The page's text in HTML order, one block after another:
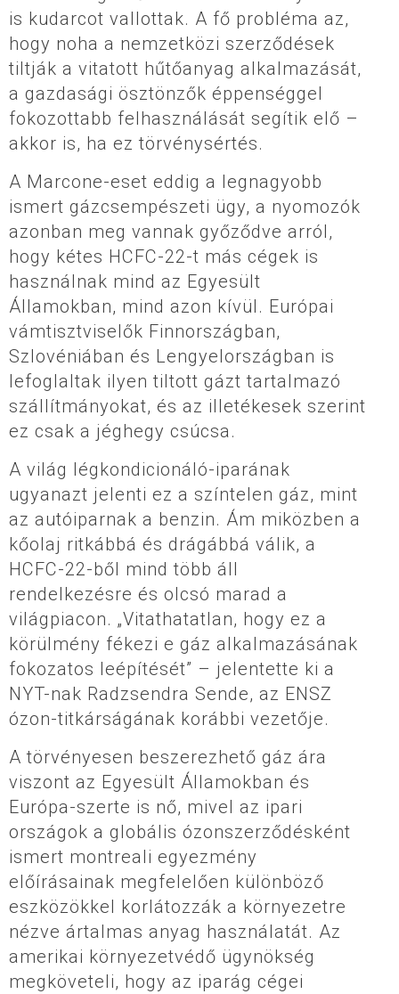
is kudarcot vallottak. A fő probléma az,
hogy noha a nemzetközi szerződések
tiltják a vitatott hűtőanyag alkalmazását,
a gazdasági ösztönzők éppenséggel
fokozottabb felhasználását segítik elő –
akkor is, ha ez törvénysértés.
A Marcone-eset eddig a legnagyobb
ismert gázcsempészeti ügy, a nyomozók
azonban meg vannak győződve arról,
hogy kétes HCFC-22-t más cégek is
használnak mind az Egyesült
Államokban, mind azon kívül. Európai
vámtisztviselők Finnországban,
Szlovéniában és Lengyelországban is
lefoglaltak ilyen tiltott gázt tartalmazó
szállítmányokat, és az illetékesek szerint
ez csak a jéghegy csúcsa.
A világ légkondicionáló-iparának
ugyanazt jelenti ez a színtelen gáz, mint
az autóiparnak a benzin. Ám miközben a
kőolaj ritkábbá és drágábbá válik, a
HCFC-22-ből mind több áll
rendelkezésre és olcsó marad a
világpiacon. „Vitathatatlan, hogy ez a
körülmény fékezi e gáz alkalmazásának
fokozatos leépítését” – jelentette ki a
NYT-nak Radzsendra Sende, az ENSZ
ózon-titkárságának korábbi vezetője.
A törvényesen beszerezhető gáz ára
viszont az Egyesült Államokban és
Európa-szerte is nő, mivel az ipari
országok a globális ózonszerződésként
ismert montreali egyezmény
előírásainak megfelelően különböző
eszközökkel korlátozzák a környezetre
nézve ártalmas anyag használatát. Az
amerikai környezetvédő ügynökség
megköveteli, hogy az iparág cégei